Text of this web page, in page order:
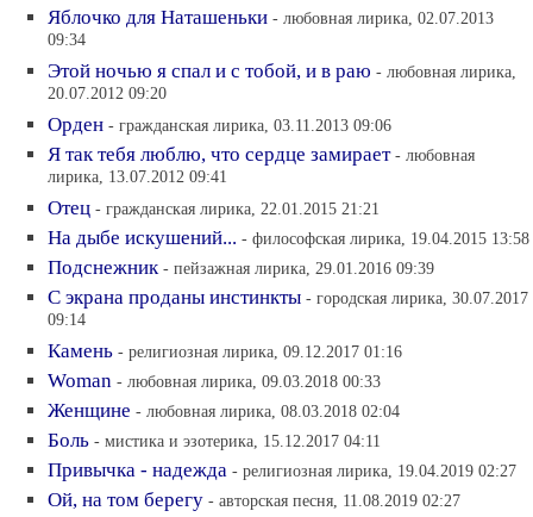
Яблочко для Наташеньки - любовная лирика, 02.07.2013
09:34
Этой ночью я спал и с тобой, и в раю - любовная лирика,
20.07.2012 09:20
Орден - гражданская лирика, 03.11.2013 09:06
Я так тебя люблю, что сердце замирает - любовная
лирика, 13.07.2012 09:41
Отец - гражданская лирика, 22.01.2015 21:21
На дыбе искушений... - философская лирика, 19.04.2015 13:58
Подснежник - пейзажная лирика, 29.01.2016 09:39
С экрана проданы инстинкты - городская лирика, 30.07.2017
09:14
Камень - религиозная лирика, 09.12.2017 01:16
Woman - любовная лирика, 09.03.2018 00:33
Женщине - любовная лирика, 08.03.2018 02:04
Боль - мистика и эзотерика, 15.12.2017 04:11
Привычка - надежда - религиозная лирика, 19.04.2019 02:27
Ой, на том берегу - авторская песня, 11.08.2019 02:27